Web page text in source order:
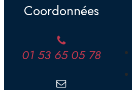
Coordonnées
01 53 65 05 78